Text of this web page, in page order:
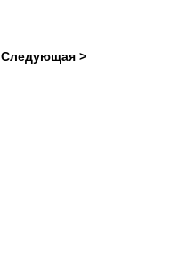
Следующая >